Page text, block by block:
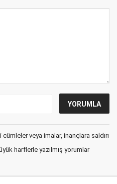
veya imalar, inançlara saldırı
harflerle yazılmış yorumlar